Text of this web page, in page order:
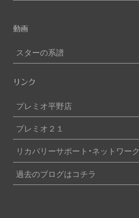
動画
スターの系譜
リンク
プレミオ平野店
プレミオ２１
リカバリーサポート・ネットワーク
過去のブログはコチラ